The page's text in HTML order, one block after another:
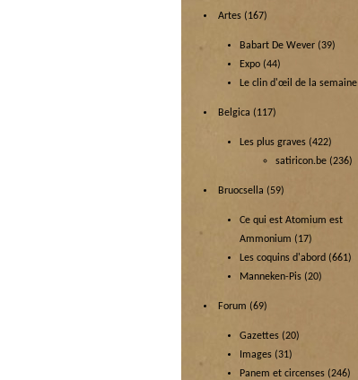
Artes (167)
Babart De Wever (39)
Expo (44)
Le clin d'œil de la semaine
Belgica (117)
Les plus graves (422)
satiricon.be (236)
Bruocsella (59)
Ce qui est Atomium est
Ammonium (17)
Les coquins d'abord (661)
Manneken-Pis (20)
Forum (69)
Gazettes (20)
Images (31)
Panem et circenses (246)